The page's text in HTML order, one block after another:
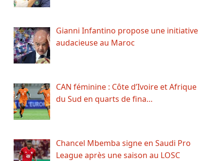
Gianni Infantino propose une initiative
audacieuse au Maroc
CAN féminine : Côte d’Ivoire et Afrique
du Sud en quarts de fina…
Chancel Mbemba signe en Saudi Pro
League après une saison au LOSC